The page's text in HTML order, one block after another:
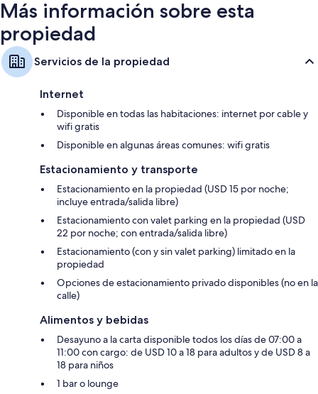
Refrigeradores, microondas y cafeteras
Más información sobre esta
propiedad
Servicios de la propiedad
Internet
Disponible en todas las habitaciones: internet por cable y
wifi gratis
Disponible en algunas áreas comunes: wifi gratis
Estacionamiento y transporte
Estacionamiento en la propiedad (USD 15 por noche;
incluye entrada/salida libre)
Estacionamiento con valet parking en la propiedad (USD
22 por noche; con entrada/salida libre)
Estacionamiento (con y sin valet parking) limitado en la
propiedad
Opciones de estacionamiento privado disponibles (no en la
calle)
Alimentos y bebidas
Desayuno a la carta disponible todos los días de 07:00 a
11:00 con cargo: de USD 10 a 18 para adultos y de USD 8 a
18 para niños
1 bar o lounge